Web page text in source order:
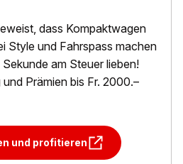
dass Kompaktwagen
Style und Fahrspass machen
am Steuer lieben!
Prämien bis Fr. 2000.–
und profitieren